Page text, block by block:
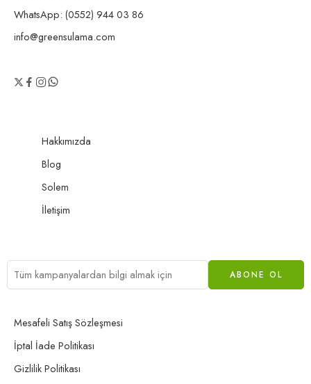
WhatsApp: (0552) 944 03 86
info@greensulama.com
Hakkımızda
Blog
Solem
İletişim
Mesafeli Satış Sözleşmesi
İptal İade Politikası
Gizlilik Politikası